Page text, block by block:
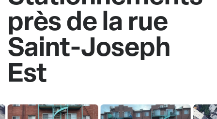
près de la rue
Saint-Joseph
Est